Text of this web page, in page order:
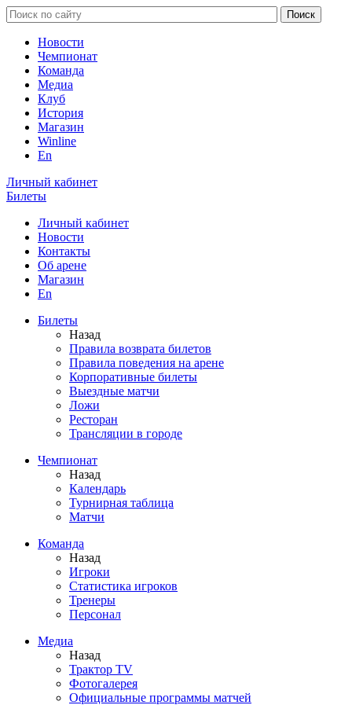
Новости
Чемпионат
Команда
Медиа
Клуб
История
Магазин
Winline
En
Личный кабинет
Билеты
Личный кабинет
Новости
Контакты
Об арене
Магазин
En
Билеты
Назад
Правила возврата билетов
Правила поведения на арене
Корпоративные билеты
Выездные матчи
Ложи
Ресторан
Трансляции в городе
Чемпионат
Назад
Календарь
Турнирная таблица
Матчи
Команда
Назад
Игроки
Статистика игроков
Тренеры
Персонал
Медиа
Назад
Трактор TV
Фотогалерея
Официальные программы матчей